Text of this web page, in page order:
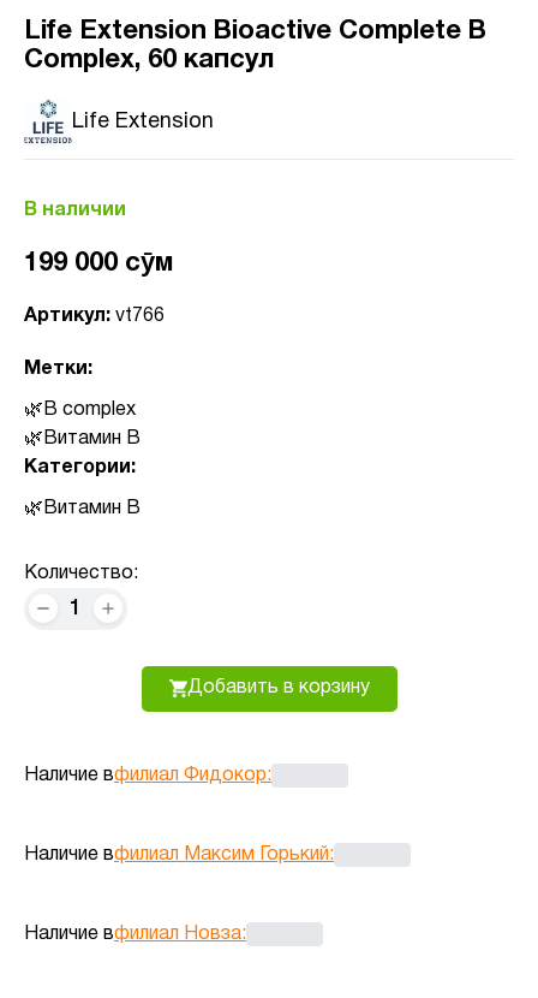
Life Extension Bioactive Complete B
Complex, 60 капсул
Life Extension
В наличии
199 000 сӯм
Артикул: vt766
Метки:
B complex
Витамин B
Категории:
Витамин B
Количество:
1
Добавить в корзину
Наличие вфилиал Фидокор:
Наличие вфилиал Максим Горький:
Наличие вфилиал Новза: